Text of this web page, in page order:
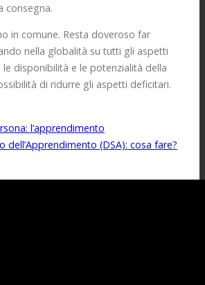
consegna.
in comune. Resta doveroso far
nella globalità su tutti gli aspetti
disponibilità e le potenzialità della
di ridurre gli aspetti deficitari.
l’apprendimento
dell’Apprendimento (DSA): cosa fare?